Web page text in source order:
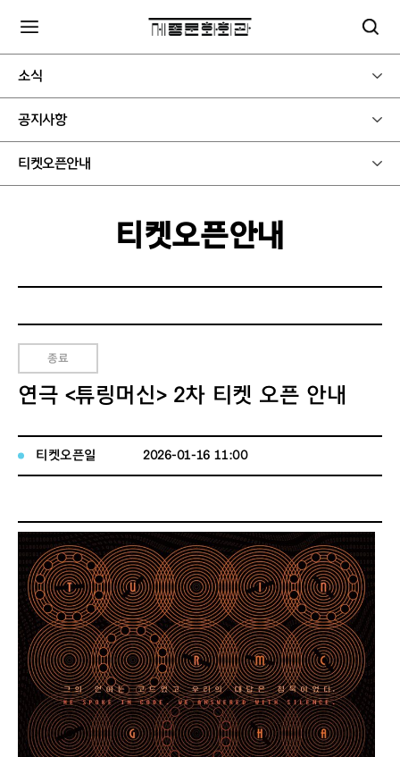
소식
공지사항
티켓오픈안내
티켓오픈안내
종료
연극 <튜링머신> 2차 티켓 오픈 안내
티켓오픈일 2026-01-16 11:00